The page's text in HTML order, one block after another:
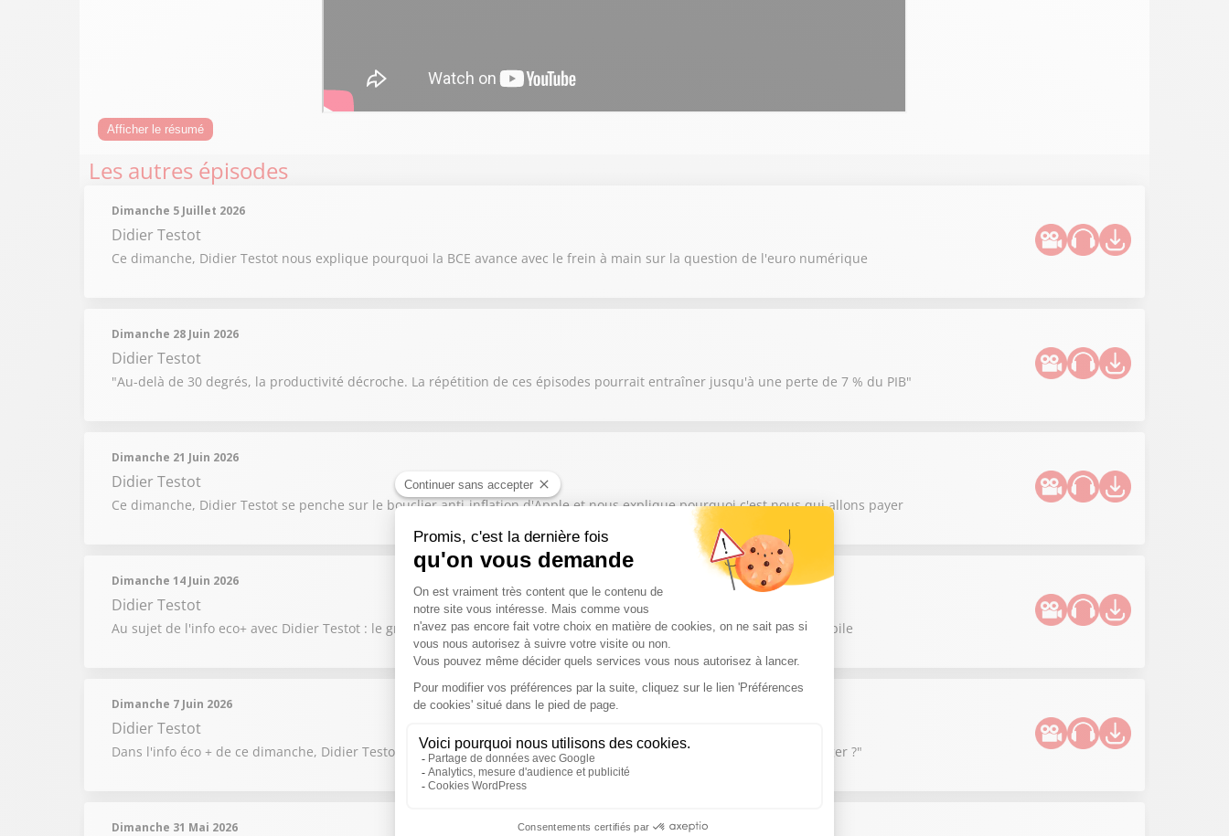
Afficher le résumé
Les autres épisodes
Dimanche 5 Juillet 2026
Didier Testot
Ce dimanche, Didier Testot nous explique pourquoi la BCE avance avec le frein à main sur la question de l'euro numérique
Dimanche 28 Juin 2026
Didier Testot
"Au-delà de 30 degrés, la productivité décroche. La répétition de ces épisodes pourrait entraîner jusqu'à une perte de 7 % du PIB"
Dimanche 21 Juin 2026
Didier Testot
Ce dimanche, Didier Testot se penche sur le bouclier anti-inflation d'Apple et nous explique pourquoi c'est nous qui allons payer
Dimanche 14 Juin 2026
Didier Testot
Au sujet de l'info eco+ avec Didier Testot : le grand contournement des Chinois en marche sur le marché de l'automobile
Dimanche 7 Juin 2026
Didier Testot
Dans l'info éco + de ce dimanche, Didier Testot nous parle de l'arrivée en Bourse Space X : "Pourquoi ça va tout changer ?"
Dimanche 31 Mai 2026